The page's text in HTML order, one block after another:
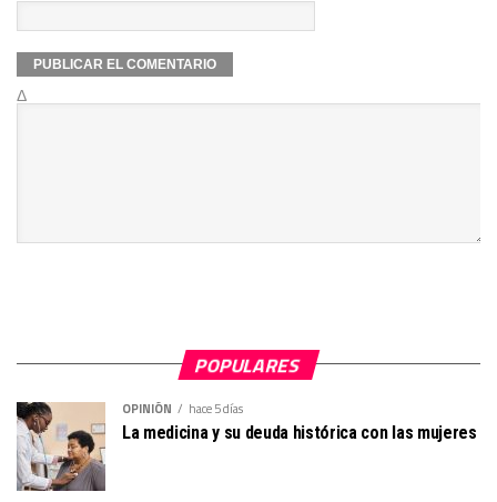
Δ
POPULARES
OPINIÓN hace 5 días
La medicina y su deuda histórica con las mujeres